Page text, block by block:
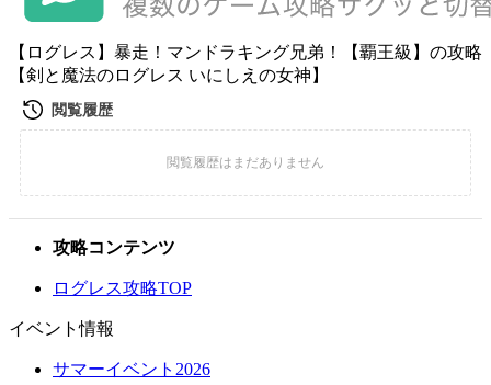
【ログレス】暴走！マンドラキング兄弟！【覇王級】の攻略
【剣と魔法のログレス いにしえの女神】
攻略コンテンツ
ログレス攻略TOP
イベント情報
サマーイベント2026